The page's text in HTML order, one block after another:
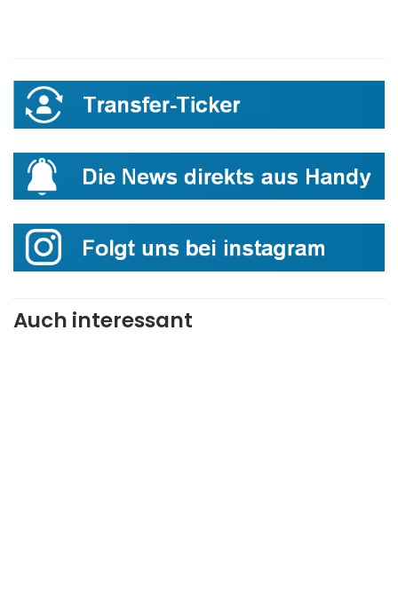
Auch interessant